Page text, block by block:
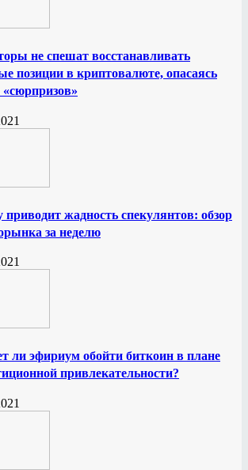
не спешат восстанавливать
позиции в криптовалюте, опасаясь
приводит жадность спекулянтов: обзор
за неделю
ли эфириум обойти биткоин в плане
привлекательности?